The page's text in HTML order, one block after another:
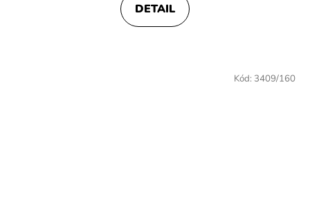
DETAIL
Kód: 3409/160